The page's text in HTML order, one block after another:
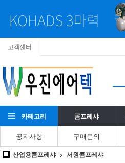
고객센터
카테고리 콤프레샤
공지사항 구매문의
산업용콤프레샤 서원콤프레샤